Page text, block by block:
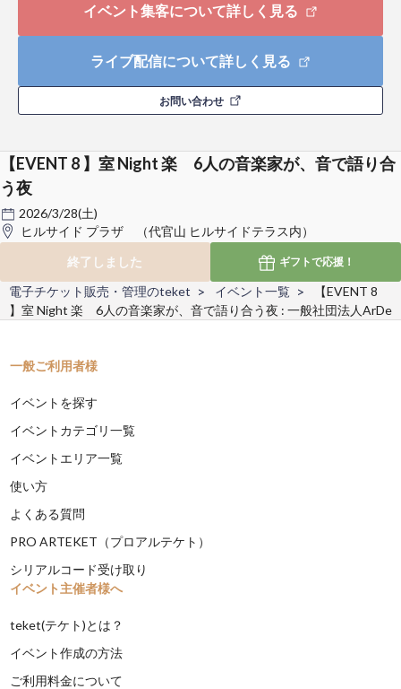
イベント集客について詳しく見る
ライブ配信について詳しく見る
お問い合わせ
【EVENT 8 】室 Night 楽 6人の音楽家が、音で語り合
う夜
2026/3/28(土)
ヒルサイド プラザ （代官山 ヒルサイドテラス内）
終了しました
ギフトで応援！
電子チケット販売・管理のteket イベント一覧
【EVENT 8
】室 Night 楽 6人の音楽家が、音で語り合う夜 : 一般社団法人ArDe
一般ご利用者様
イベントを探す
イベントカテゴリ一覧
イベントエリア一覧
使い方
よくある質問
PRO ARTEKET（プロアルテケト）
シリアルコード受け取り
イベント主催者様へ
teket(テケト)とは？
イベント作成の方法
ご利用料金について